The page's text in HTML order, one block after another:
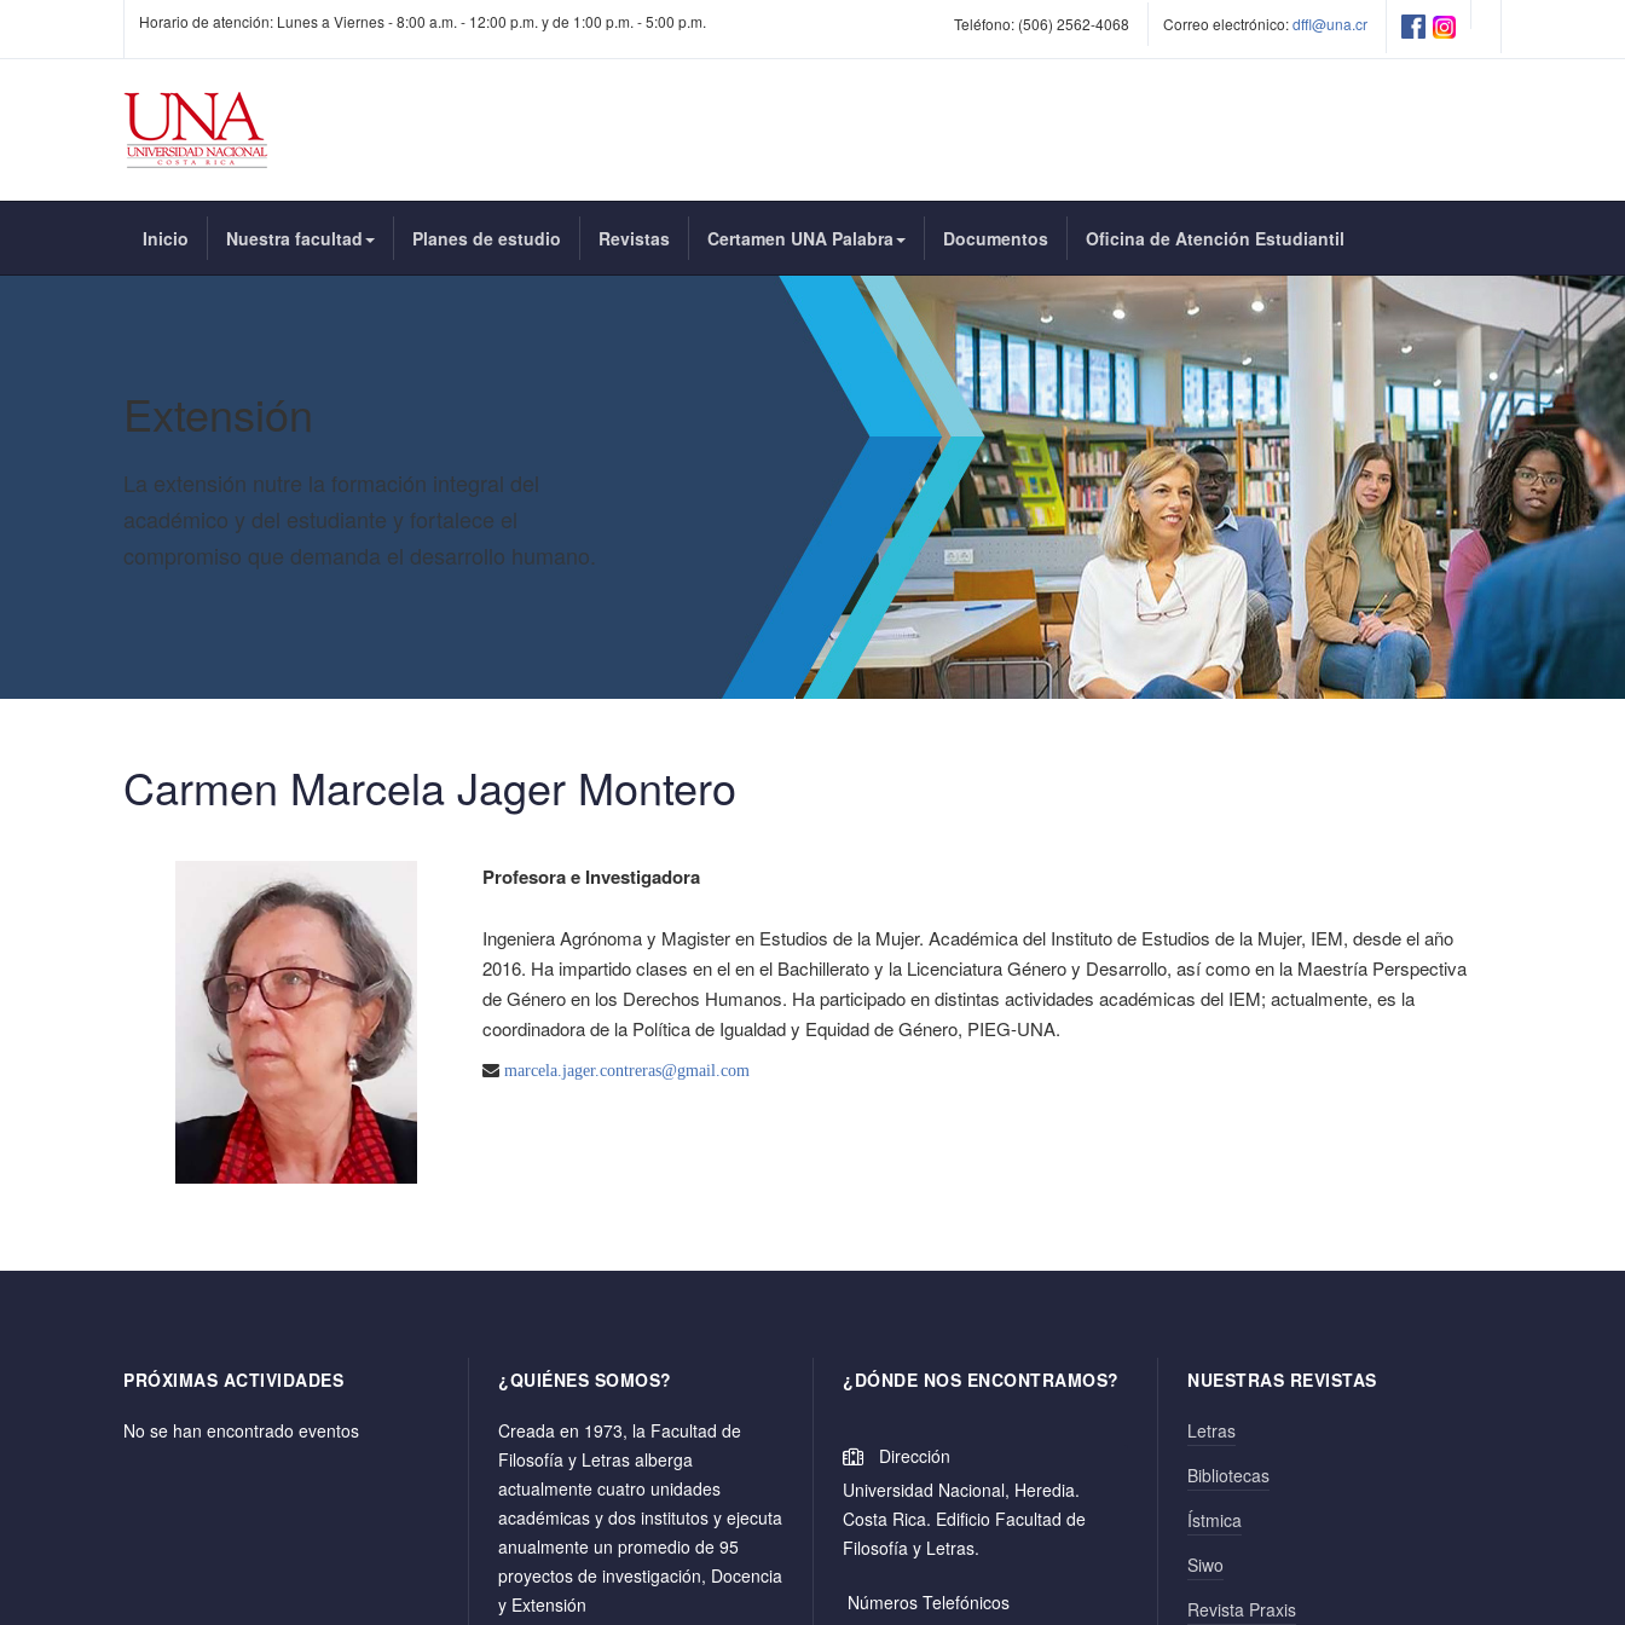
Horario de atención: Lunes a Viernes - 8:00 a.m. - 12:00 p.m. y de 1:00 p.m. - 5:00 p.m. Teléfono: (506) 2562-4068 Correo electrónico:dffl@una.cr
Inicio Nuestra facultad Planes de estudio Revistas Certamen UNA Palabra Documentos Oficina de Atención Estudiantil
Extensión
La extensión nutre la formación integral del
académico y del estudiante y fortalece el
compromiso que demanda el desarrollo humano.
Carmen Marcela Jager Montero
Profesora e Investigadora
Ingeniera Agrónoma y Magister en Estudios de la Mujer. Académica del Instituto de Estudios de la Mujer, IEM, desde el año
2016. Ha impartido clases en el en el Bachillerato y la Licenciatura Género y Desarrollo, así como en la Maestría Perspectiva
de Género en los Derechos Humanos. Ha participado en distintas actividades académicas del IEM; actualmente, es la
coordinadora de la Política de Igualdad y Equidad de Género, PIEG-UNA.
marcela.jager.contreras@gmail.com
PRÓXIMAS ACTIVIDADES
No se han encontrado eventos
¿QUIÉNES SOMOS?
Creada en 1973, la Facultad de
Filosofía y Letras alberga
actualmente cuatro unidades
académicas y dos institutos y ejecuta
anualmente un promedio de 95
proyectos de investigación, Docencia
y Extensión
¿DÓNDE NOS ENCONTRAMOS?
Dirección
Universidad Nacional, Heredia.
Costa Rica. Edificio Facultad de
Filosofía y Letras.
Números Telefónicos
NUESTRAS REVISTAS
Letras
Bibliotecas
Ístmica
Siwo
Revista Praxis